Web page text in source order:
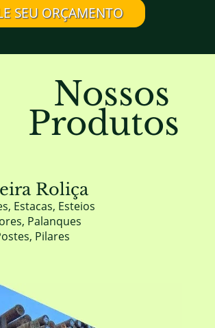
SEU ORÇAMENTO
Nossos
Produtos
Roliça
Estacas, Esteios
Palanques
Pilares